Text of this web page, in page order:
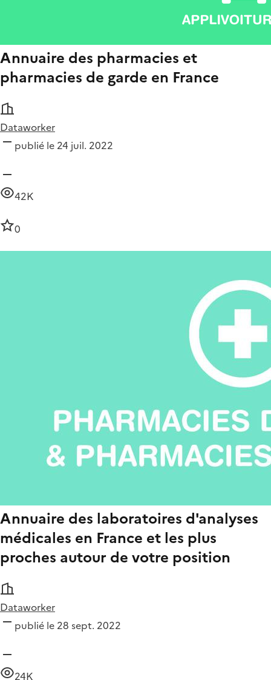
Annuaire des pharmacies et
pharmacies de garde en France
Dataworker
publié le 24 juil. 2022
42K
0
Annuaire des laboratoires d'analyses
médicales en France et les plus
proches autour de votre position
Dataworker
publié le 28 sept. 2022
24K